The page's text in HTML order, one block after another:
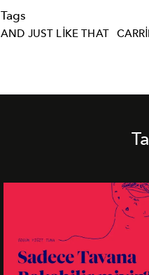
Tags
AND JUST LIKE THAT